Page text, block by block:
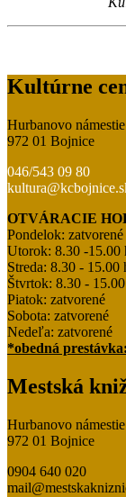
Kultúrne
Hurbanovo
972 01 Bojnice
046/543 09 80
OTVÁRACIE
Pondelok: zatvorené
Utorok: 8.30 -15.00
Streda: 8.30 - 15.00
Štvrtok: 8.30 -
Piatok: zatvorené
Sobota: zatvorené
Nedeľa: zatvorené
*obedná
Mestská
Hurbanovo
972 01 Bojnice
0904 640 020